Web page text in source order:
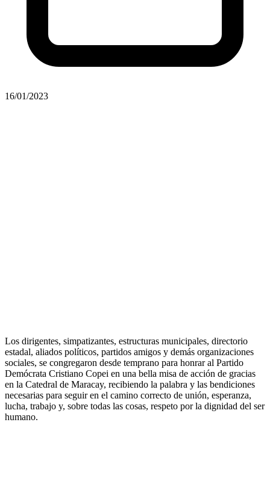
16/01/2023
Los dirigentes, simpatizantes, estructuras municipales, directorio
estadal, aliados políticos, partidos amigos y demás organizaciones
sociales, se congregaron desde temprano para honrar al Partido
Demócrata Cristiano Copei en una bella misa de acción de gracias
en la Catedral de Maracay, recibiendo la palabra y las bendiciones
necesarias para seguir en el camino correcto de unión, esperanza,
lucha, trabajo y, sobre todas las cosas, respeto por la dignidad del ser
humano.